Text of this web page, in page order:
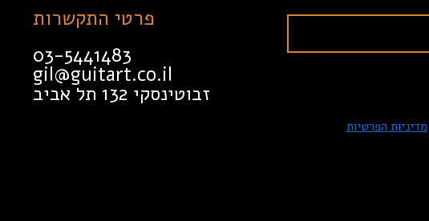
מדיניות הפרטיות
פרטי התקשרות
03-5441483
gil@guitart.co.il
זבוטינסקי 132 תל אביב